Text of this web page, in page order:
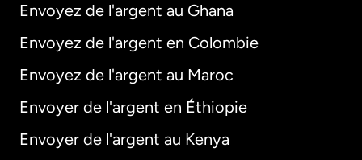
Envoyez de l'argent au Ghana
Envoyez de l'argent en Colombie
Envoyez de l'argent au Maroc
Envoyer de l'argent en Éthiopie
Envoyer de l'argent au Kenya